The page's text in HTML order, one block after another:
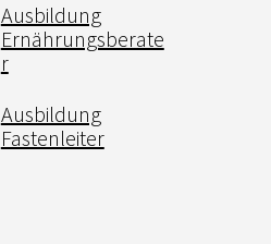
Ausbildung
Ernährungsberate
r
Ausbildung
Fastenleiter